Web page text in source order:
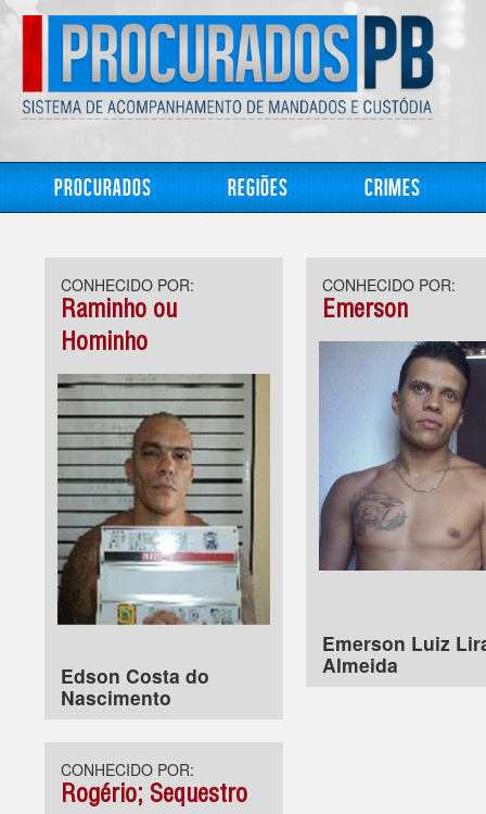
Procurados Regiões Crimes
CONHECIDO POR:
Raminho ou
Hominho
Edson Costa do
Nascimento
CONHECIDO POR:
Emerson
Emerson Luiz
Almeida
CONHECIDO POR:
Rogério; Sequestro